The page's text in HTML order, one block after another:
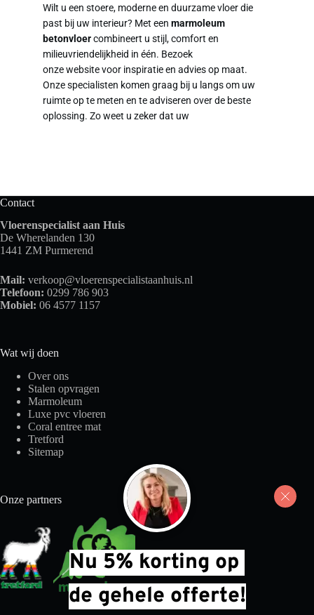
Wilt u een stoere, moderne en duurzame vloer die
past bij uw interieur? Met een marmoleum
betonvloer combineert u stijl, comfort en
milieuvriendelijkheid in één. Bezoek
onze website voor inspiratie en advies op maat.
Onze specialisten komen graag bij u langs om uw
ruimte op te meten en te adviseren over de beste
oplossing. Zo weet u zeker dat uw
Contact
Vloerenspecialist aan Huis
De Wherelanden 130
1441 ZM Purmerend
Mail: verkoop@vloerenspecialistaanhuis.nl
Telefoon: 0299 786 903
Mobiel: 06 4577 1157
Wat wij doen
Over ons
Stalen opvragen
Marmoleum
Luxe pvc vloeren
Coral entree mat
Tretford
Sitemap
Onze partners
Nu 5% korting op
de gehele offerte!